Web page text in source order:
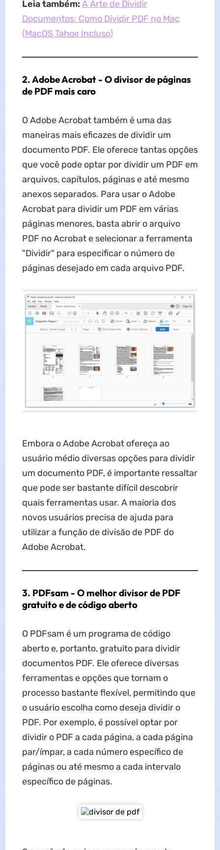
Leia também: A Arte de Dividir
Documentos: Como Dividir PDF no Mac
(MacOS Tahoe Incluso)
2. Adobe Acrobat - O divisor de páginas
de PDF mais caro
O Adobe Acrobat também é uma das
maneiras mais eficazes de dividir um
documento PDF. Ele oferece tantas opções
que você pode optar por dividir um PDF em
arquivos, capítulos, páginas e até mesmo
anexos separados. Para usar o Adobe
Acrobat para dividir um PDF em várias
páginas menores, basta abrir o arquivo
PDF no Acrobat e selecionar a ferramenta
"Dividir" para especificar o número de
páginas desejado em cada arquivo PDF.
Embora o Adobe Acrobat ofereça ao
usuário médio diversas opções para dividir
um documento PDF, é importante ressaltar
que pode ser bastante difícil descobrir
quais ferramentas usar. A maioria dos
novos usuários precisa de ajuda para
utilizar a função de divisão de PDF do
Adobe Acrobat.
3. PDFsam - O melhor divisor de PDF
gratuito e de código aberto
O PDFsam é um programa de código
aberto e, portanto, gratuito para dividir
documentos PDF. Ele oferece diversas
ferramentas e opções que tornam o
processo bastante flexível, permitindo que
o usuário escolha como deseja dividir o
PDF. Por exemplo, é possível optar por
dividir o PDF a cada página, a cada página
par/ímpar, a cada número específico de
páginas ou até mesmo a cada intervalo
específico de páginas.